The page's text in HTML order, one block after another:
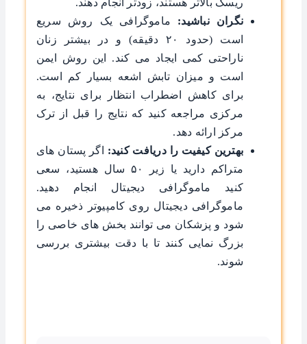
ریسک بالاتر هستند، زودتر انجام دهند.
نگران نباشید:ماموگرافی یک روش سریع
است (حدود ۲۰ دقیقه) و در بیشتر زنان
ناراحتی کمی ایجاد می ‌کند. این روش ایمن
است و میزان تابش اشعه بسیار کم است.
برای کاهش اضطراب انتظار برای نتایج، به
مرکزی مراجعه کنید که نتایج را قبل از ترک
مرکز ارائه دهد.
بهترین کیفیت را دریافت کنید:اگر پستان ‌های
متراکم دارید یا زیر ۵۰ سال هستید، سعی
کنید ماموگرافی دیجیتال انجام دهید.
ماموگرافی دیجیتال روی کامپیوتر ذخیره می
‌شود و پزشکان می ‌توانند بخش ‌های خاصی را
بزرگ ‌نمایی کنند تا با دقت بیشتری بررسی
شوند.